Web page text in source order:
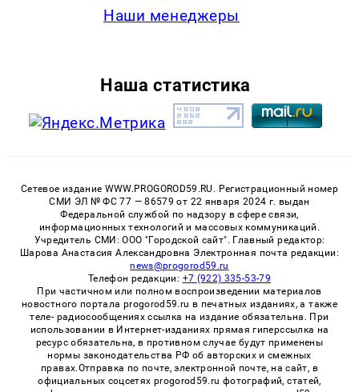
Наши менеджеры
Наша статистика
Сетевое издание WWW.PROGOROD59.RU. Регистрационный номер
СМИ ЭЛ № ФС 77 — 86579 от 22 января 2024 г. выдан
Федеральной службой по надзору в сфере связи,
информационных технологий и массовых коммуникаций.
Учредитель СМИ: ООО "Городской сайт". Главный редактор:
Шарова Анастасия Александровна Электронная почта редакции:
news@progorod59.ru
Телефон редакции: +7 (922) 335-53-79
При частичном или полном воспроизведении материалов
новостного портала progorod59.ru в печатных изданиях, а также
теле- радиосообщениях ссылка на издание обязательна. При
использовании в Интернет-изданиях прямая гиперссылка на
ресурс обязательна, в противном случае будут применены
нормы законодательства РФ об авторских и смежных
правах.Отправка по почте, электронной почте, на сайт, в
официальных соцсетях progorod59.ru фотографий, статей,